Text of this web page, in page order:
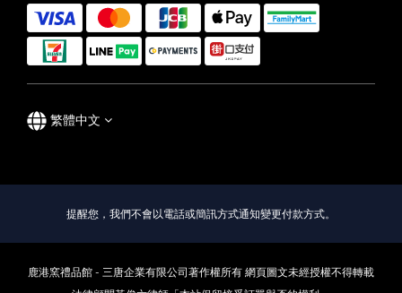
繁體中文
提醒您，我們不會以電話或簡訊方式通知變更付款方式。
鹿港窯禮品館 - 三唐企業有限公司著作權所有 網頁圖文未經授權不得轉載